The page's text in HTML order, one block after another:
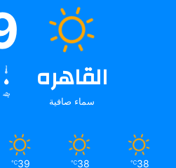
القاهره
سماء صافية
38
℃
38
℃
39
℃